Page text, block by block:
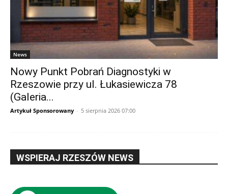
News
Nowy Punkt Pobrań Diagnostyki w
Rzeszowie przy ul. Łukasiewicza 78
(Galeria...
Artykuł Sponsorowany - 5 sierpnia 2026 07:00
WSPIERAJ RZESZÓW NEWS